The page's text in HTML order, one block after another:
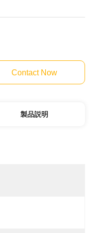
Contact Now
製品説明